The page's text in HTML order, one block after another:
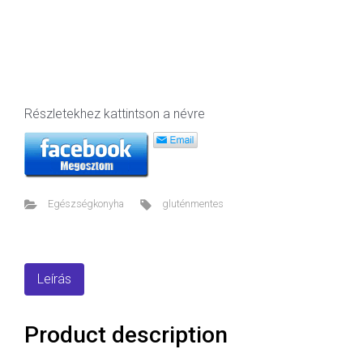
Részletekhez kattintson a névre
Egészségkonyha gluténmentes
Leírás
Product description